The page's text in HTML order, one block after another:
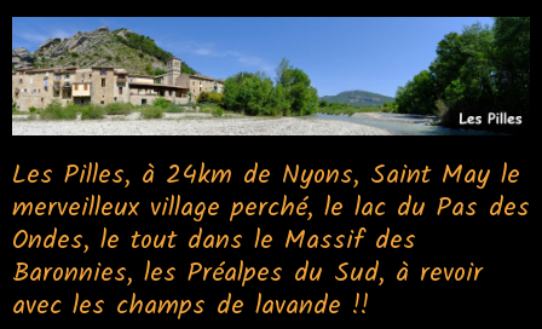
Les Pilles, à 24km de Nyons, Saint May le
merveilleux village perché, le lac du Pas des
Ondes, le tout dans le Massif des
Baronnies, les Préalpes du Sud, à revoir
avec les champs de lavande !!